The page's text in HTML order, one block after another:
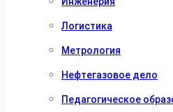
Логистика
Метрология
Нефтегазовое дело
Педагогическое